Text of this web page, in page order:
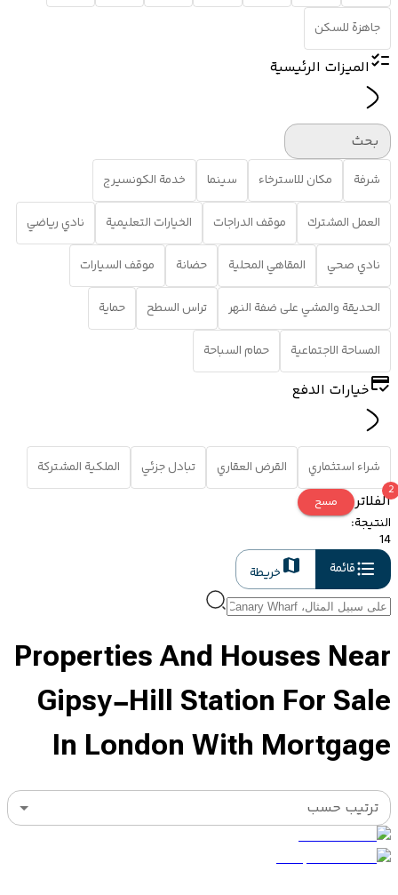
جاهزة للسكن
الميزات الرئيسية
بحث
شرفة مكان للاسترخاء سينما خدمة الكونسيرج
العمل المشترك موقف الدراجات الخيارات التعليمية نادي رياضي
نادي صحي المقاهي المحلية حضانة موقف السيارات
الحديقة والمشي على ضفة النهر تراس السطح حماية
المساحة الاجتماعية حمام السباحة
خيارات الدفع
شراء استثماري القرض العقاري تبادل جزئي الملكية المشتركة
الفلاتر
2
مسح
النتيجة:
14
قائمة
خريطة
Properties And Houses Near
Gipsy-Hill Station For Sale
In London With Mortgage
ترتيب حسب